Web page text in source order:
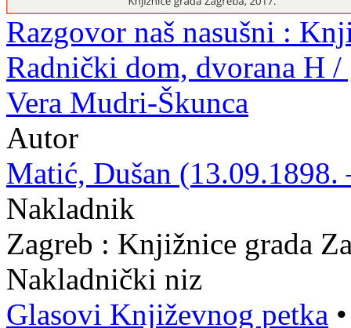
Razgovor naš nasušni :
Radnički dom, dvorana H
Vera Mudri-Škunca
Autor
Matić, Dušan (13.09.1898.
Nakladnik
Zagreb : Knjižnice grada
Nakladnički niz
Glasovi Književnog petka